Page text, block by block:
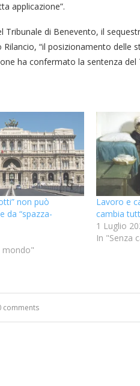
applicazione”.
Tribunale di Benevento, il
“il posizionamento delle
ha confermato la sentenza del
non può
da “spazza-
mondo"
Lavoro e
cambia
1 Luglio
In "Senza
comments